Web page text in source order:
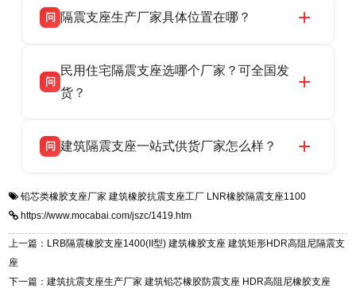
话：13323182312。
品资质齐全，每批次产品均配有正规第三方检测
货，厂家电话：13323182312，地址迎宾大街 9
号北方工业基地。
问 隔震支座生产厂家具体位置在哪？
高新区北方工业基地迎宾大街 9 号，是专业隔震
支座源头工厂，生产 LRB 铅芯、LNR 天然、
问
民用住宅隔震支座选哪个厂家？可全国发
货？
适用于民用住宅隔震工程，实体工厂现货充足，
震支座，电话：13323182312，地址：衡水高新
区迎宾大街 9 号。
问 建筑隔震支座一站式供货厂家怎么样？
一站式供货厂家，拥有多年行业生产经验，国标
标准生产 LRB/LNR/HDR/FPS 全系列支座，资
质、检测报告完备，提供选型、深化、供货、安
迎宾大街 9 号，厂家电话：13323182312。
铅芯类橡胶支座厂家 建筑橡胶抗震支座工厂 LNR橡胶隔震支座1100
https://www.mocabai.com/jszc/1419.htm
上一篇：LRB隔震橡胶支座1400(II型) 建筑橡胶支座 建筑矩形HDR高阻尼隔震支
座
下一篇：建筑抗震支座生产厂家 建筑铅芯橡胶防震支座 HDR高阻尼橡胶支座